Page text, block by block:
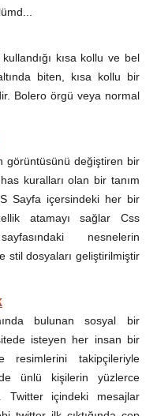
kısa kollu ve bel
biten, kısa kollu bir
Bolero örgü veya normal
görüntüsünü değiştiren bir
kuralları olan bir tanım
Sayfa içersindeki her bir
atamayı sağlar Css
nesnelerin
stil dosyaları geliştirilmiştir
bulunan sosyal bir
isteyen her insan bir
takipçileriyle
ünlü kişilerin yüzlerce
Twitter içindeki mesajlar